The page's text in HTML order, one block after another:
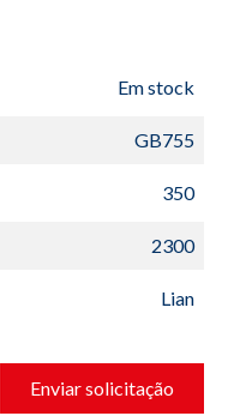
Em stock
GB755
350
2300
Lian
Enviar solicitação